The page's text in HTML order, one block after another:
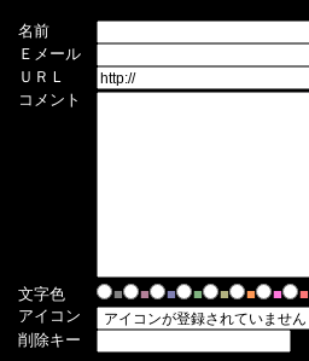
名前
Ｅメール
ＵＲＬ
コメント
文字色 ■ ■ ■ ■ ■ ■ ■
■
アイコン
削除キー